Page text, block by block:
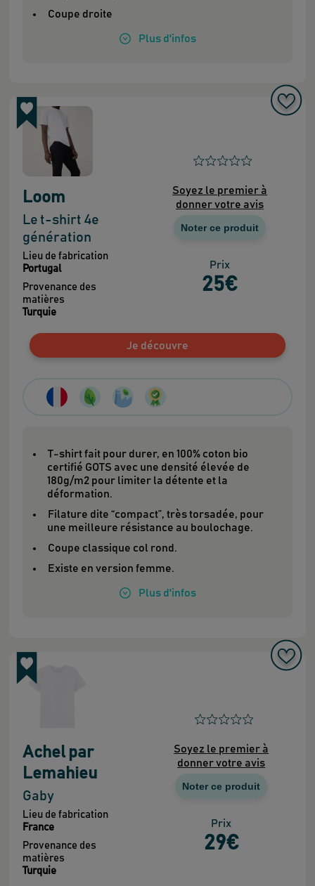
Coupe droite
Plus d'infos
Soyez le premier à
donner votre avis
Noter ce produit
Prix
25€
Loom
Le t-shirt 4e
génération
Lieu de fabrication
Portugal
Provenance des
matières
Turquie
Je découvre
T-shirt fait pour durer, en 100% coton bio
certifié GOTS avec une densité élevée de
180g/m2 pour limiter la détente et la
déformation.
Filature dite “compact”, très torsadée, pour
une meilleure résistance au boulochage.
Coupe classique col rond.
Existe en version femme.
Plus d'infos
Soyez le premier à
donner votre avis
Noter ce produit
Prix
29€
Achel par
Lemahieu
Gaby
Lieu de fabrication
France
Provenance des
matières
Turquie